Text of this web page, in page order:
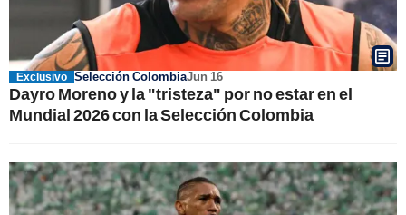
Exclusivo Selección ColombiaJun 16
Dayro Moreno y la "tristeza" por no estar en el
Mundial 2026 con la Selección Colombia